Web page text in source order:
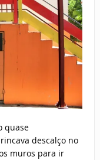
quase
descalço no
muros para ir